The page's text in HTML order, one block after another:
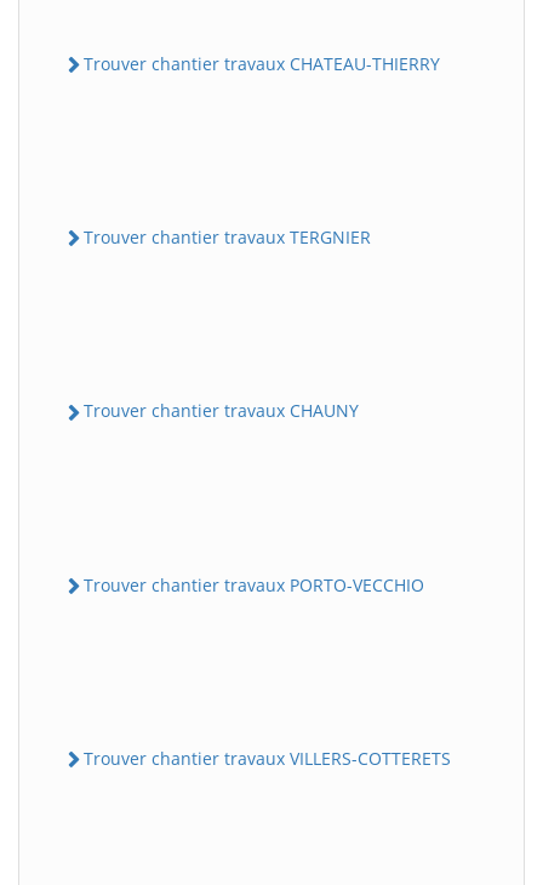
Trouver chantier travaux CHATEAU-THIERRY
Trouver chantier travaux TERGNIER
Trouver chantier travaux CHAUNY
Trouver chantier travaux PORTO-VECCHIO
Trouver chantier travaux VILLERS-COTTERETS